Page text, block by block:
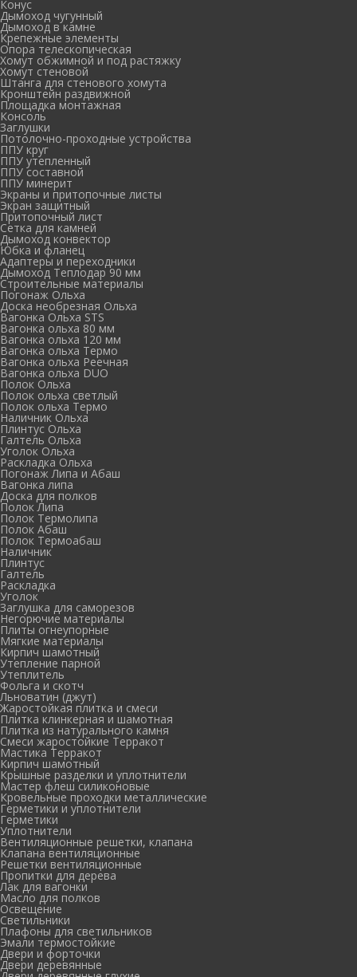
Конус
Дымоход чугунный
Дымоход в камне
Крепежные элементы
Опора телескопическая
Хомут обжимной и под растяжку
Хомут стеновой
Штанга для стенового хомута
Кронштейн раздвижной
Площадка монтажная
Консоль
Заглушки
Потолочно-проходные устройства
ППУ круг
ППУ утепленный
ППУ составной
ППУ минерит
Экраны и притопочные листы
Экран защитный
Притопочный лист
Сетка для камней
Дымоход конвектор
Юбка и фланец
Адаптеры и переходники
Дымоход Теплодар 90 мм
Cтроительные материалы
Погонаж Ольха
Доска необрезная Ольха
Вагонка Ольха STS
Вагонка ольха 80 мм
Вагонка ольха 120 мм
Вагонка ольха Термо
Вагонка ольха Реечная
Вагонка ольха DUO
Полок Ольха
Полок ольха светлый
Полок ольха Термо
Наличник Ольха
Плинтус Ольха
Галтель Ольха
Уголок Ольха
Раскладка Ольха
Погонаж Липа и Абаш
Вагонка липа
Доска для полков
Полок Липа
Полок Термолипа
Полок Абаш
Полок Термоабаш
Наличник
Плинтус
Галтель
Раскладка
Уголок
Заглушка для саморезов
Негорючие материалы
Плиты огнеупорные
Мягкие материалы
Кирпич шамотный
Утепление парной
Утеплитель
Фольга и скотч
Льноватин (джут)
Жаростойкая плитка и смеси
Плитка клинкерная и шамотная
Плитка из натурального камня
Смеси жаростойкие Терракот
Мастика Терракот
Кирпич шамотный
Крышные разделки и уплотнители
Мастер флеш силиконовые
Кровельные проходки металлические
Герметики и уплотнители
Герметики
Уплотнители
Вентиляционные решетки, клапана
Клапана вентиляционные
Решетки вентиляционные
Пропитки для дерева
Лак для вагонки
Масло для полков
Освещение
Светильники
Плафоны для светильников
Эмали термостойкие
Двери и форточки
Двери деревянные